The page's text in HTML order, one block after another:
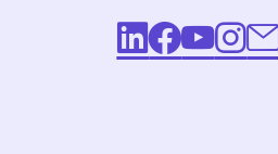
LinkedIn
Facebook
Youtube